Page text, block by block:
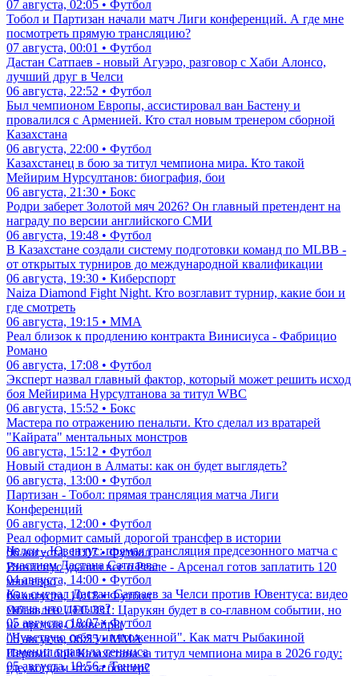
07 августа, 02:05 • Футбол
Тобол и Партизан начали матч Лиги конференций. А где мне
посмотреть прямую трансляцию?
07 августа, 00:01 • Футбол
Дастан Сатпаев - новый Агуэро, разговор с Хаби Алонсо,
лучший друг в Челси
06 августа, 22:52 • Футбол
Был чемпионом Европы, ассистировал ван Бастену и
провалился с Арменией. Кто стал новым тренером сборной
Казахстана
06 августа, 22:00 • Футбол
Казахстанец в бою за титул чемпиона мира. Кто такой
Мейирим Нурсултанов: биография, бои
06 августа, 21:30 • Бокс
Родри заберет Золотой мяч 2026? Он главный претендент на
награду по версии английского СМИ
06 августа, 19:48 • Футбол
В Казахстане создали систему подготовки команд по MLBB -
от открытых турниров до международной квалификации
06 августа, 19:30 • Киберспорт
Naiza Diamond Fight Night. Кто возглавит турнир, какие бои и
где смотреть
06 августа, 19:15 • ММА
Реал близок к продлению контракта Винисиуса - Фабрицио
Романо
06 августа, 17:08 • Футбол
Эксперт назвал главный фактор, который может решить исход
боя Мейирима Нурсултанова за титул WBC
06 августа, 15:52 • Бокс
Мастера по отражению пенальти. Кто сделал из вратарей
"Кайрата" ментальных монстров
06 августа, 15:12 • Футбол
Новый стадион в Алматы: как он будет выглядеть?
06 августа, 13:00 • Футбол
Партизан - Тобол: прямая трансляция матча Лиги
Конференций
06 августа, 12:00 • Футбол
Реал оформит самый дорогой трансфер в истории
06 августа, 11:07 • Футбол
Винисиус удалил все о Реале - Арсенал готов заплатить 120
млн евро
06 августа, 10:18 • Футбол
Объявлен UFC 331: Царукян будет в со-главном событии, но
не против Оливейры
06 августа, 06:55 • ММА
Первый бой Казахстана за титул чемпиона мира в 2026 году:
где, когда и что за боксер?
Челси - Ювентус: прямая трансляция предсезонного матча с
участием Дастана Сатпаева
04 августа, 14:00 • Футбол
Как сыграл Дастан Сатпаев за Челси против Ювентуса: видео
матча, что дальше?
05 августа, 18:07 • Футбол
"Чувствую себя уничтоженной". Как матч Рыбакиной
изменил правила тенниса
05 августа, 19:56 • Теннис